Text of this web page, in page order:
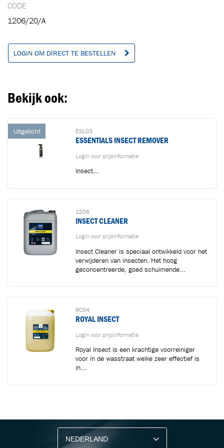
CODE
1206/20/A
LOGIN OM DIRECT TE BESTELLEN
Bekijk ook:
Uitgelicht ESL03
ESSENTIALS INSECT REMOVER
Login voor prijsinformatie
Insect...
1206
INSECT CLEANER
Login voor prijsinformatie
Insect Cleaner is speciaal ontwikkeld voor het
verwijderen van insecten. Het hoog
geconcentreerde, goed schuimende...
RC04
ROYAL INSECT
Login voor prijsinformatie
Royal Insect is een krachtige voorreiniger
voor in de wasstraat welke zeer effectief is
in...
Ontvang vakgerelateerde tips,
aanbiedingen en productupdates van Cartec.